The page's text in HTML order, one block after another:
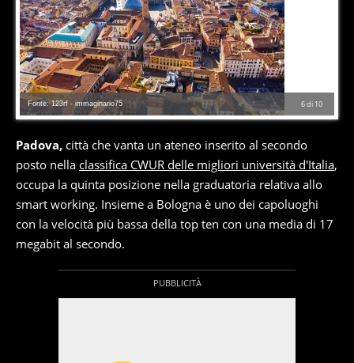
6di 10
Fonte: 123rf - immaginario75
Padova, città che vanta un ateneo inserito al secondo
posto nella classifica CWUR delle migliori università d'Italia,
occupa la quinta posizione nella graduatoria relativa allo
smart working. Insieme a Bologna è uno dei capoluoghi
con la velocità più bassa della top ten con una media di 17
megabit al secondo.